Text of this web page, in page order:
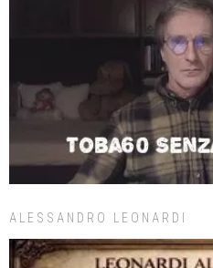
ALESSANDRO LEONARDI